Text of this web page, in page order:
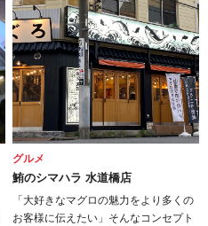
グルメ
鮪のシマハラ 水道橋店
「大好きなマグロの魅力をより多くの
お客様に伝えたい」そんなコンセプト